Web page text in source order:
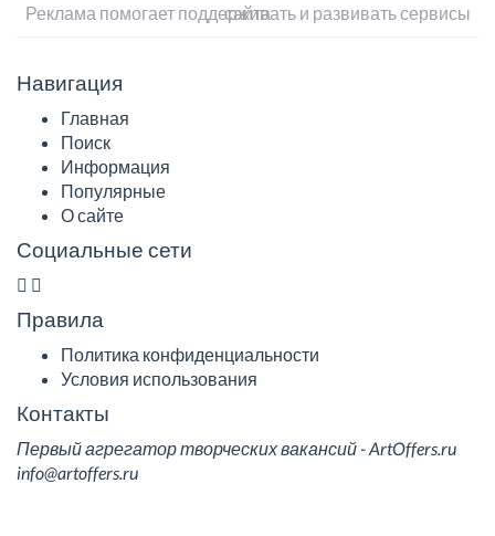
Реклама помогает поддерживать и развивать сервисы сайта
Навигация
Главная
Поиск
Информация
Популярные
О сайте
Социальные сети
Правила
Политика конфиденциальности
Условия использования
Контакты
Первый агрегатор творческих вакансий - ArtOffers.ru
info@artoffers.ru